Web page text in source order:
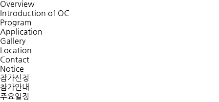
Overview
Introduction of OC
Program
Application
Gallery
Location
Contact
Notice
참가신청
참가안내
주요일정